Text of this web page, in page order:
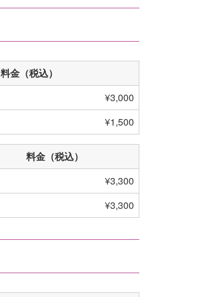
料金（税込）
¥3,000
¥1,500
料金（税込）
¥3,300
¥3,300